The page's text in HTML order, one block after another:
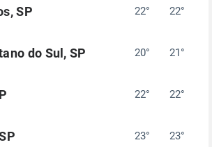
SP 22° 22°
do Sul, SP 20° 21°
22° 22°
23° 23°